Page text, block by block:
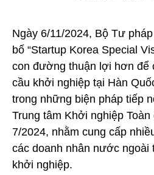
Ngày 6/11/2024, Bộ Tư
bố “Startup Korea Special
con đường thuận lợi hơn để
cầu khởi nghiệp tại Hàn
trong những biện pháp tiếp
Trung tâm Khởi nghiệp Toàn
7/2024, nhằm cung cấp
các doanh nhân nước ngoài
khởi nghiệp.